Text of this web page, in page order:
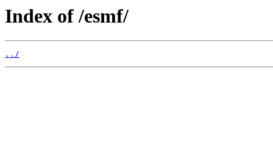
Index of /esmf/
../